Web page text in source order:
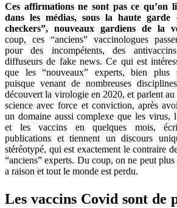
Ces affirmations ne sont pas ce qu’on
dans les médias, sous la haute garde
checkers”, nouveaux gardiens de la
coup, ces “anciens” vaccinologues
pour des incompétents, des
diffuseurs de fake news. Ce qui est
que les “nouveaux” experts, bien plus
puisque venant de nombreuses
découvert la virologie en 2020, et parlent au
science avec force et conviction, après
un domaine aussi complexe que les virus,
et les vaccins en quelques mois,
publications et tiennent un discours
stéréotypé, qui est exactement le contraire
“anciens” experts. Du coup, on ne peut
a raison et tout le monde est perdu.
Les vaccins Covid sont de